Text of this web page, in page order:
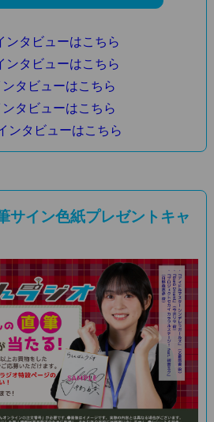
ンタビューはこちら
ンタビューはこちら
タビューはこちら
タビューはこちら
ンタビューはこちら
サイン色紙プレゼントキャ